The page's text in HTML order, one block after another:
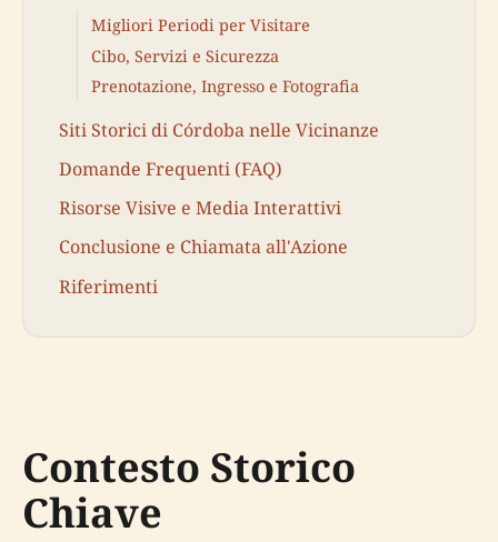
Migliori Periodi per Visitare
Cibo, Servizi e Sicurezza
Prenotazione, Ingresso e Fotografia
Siti Storici di Córdoba nelle Vicinanze
Domande Frequenti (FAQ)
Risorse Visive e Media Interattivi
Conclusione e Chiamata all'Azione
Riferimenti
Contesto Storico
Chiave